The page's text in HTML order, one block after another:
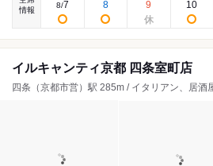
情報
8/7 8 9 10
イルキャンティ京都 四条室町店
四条（京都市営）駅 285m / イタリアン、居酒